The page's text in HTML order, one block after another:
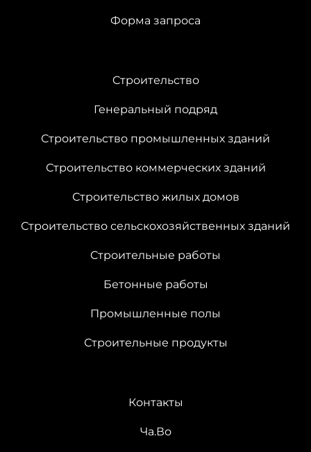
Форма запроса
Cтроительство
Генеральный подряд
Строительство промышленных зданий
Строительство коммерческих зданий
Строительство жилых домов
Строительство сельскохозяйственных зданий
Cтроительные работы
Бетонные работы
Промышленные полы
Строительные продукты
Контакты
Ча.Во